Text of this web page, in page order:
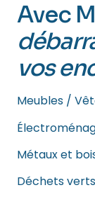
Avec
vos
Meubles /
Métaux et
Déchets verts